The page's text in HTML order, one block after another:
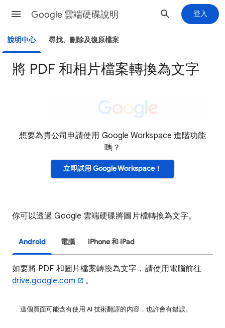
Google 雲端硬碟說明 登入
說明中心 尋找、刪除及復原檔案
將 PDF 和相片檔案轉換為文字
想要為貴公司申請使用 Google Workspace 進階功能
嗎？
立即試用 Google Workspace！
你可以透過 Google 雲端硬碟將圖片檔轉換為文字。
Android 電腦 iPhone 和 iPad
如要將 PDF 和圖片檔案轉換為文字，請使用電腦前往
drive.google.com
。
這個頁面可能含有使用 AI 技術翻譯的內容，也許會有錯誤。